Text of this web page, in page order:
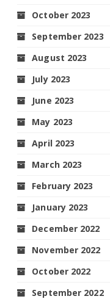
October 2023
September 2023
August 2023
July 2023
June 2023
May 2023
April 2023
March 2023
February 2023
January 2023
December 2022
November 2022
October 2022
September 2022